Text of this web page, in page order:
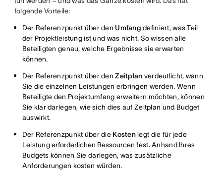
folgende Vorteile:
Der Referenzpunkt über den Umfang definiert, was Teil
der Projektleistung ist und was nicht. So wissen alle
Beteiligten genau, welche Ergebnisse sie erwarten
können.
Der Referenzpunkt über denZeitplan verdeutlicht, wann
Sie die einzelnen Leistungen erbringen werden. Wenn
Beteiligte den Projektumfang erweitern möchten, können
Sie klar darlegen, wie sich dies auf Zeitplan und Budget
auswirkt.
Der Referenzpunkt über die Kostenlegt die für jede
Leistungerforderlichen Ressourcen fest. Anhand Ihres
Budgets können Sie darlegen, was zusätzliche
Anforderungen kosten würden.